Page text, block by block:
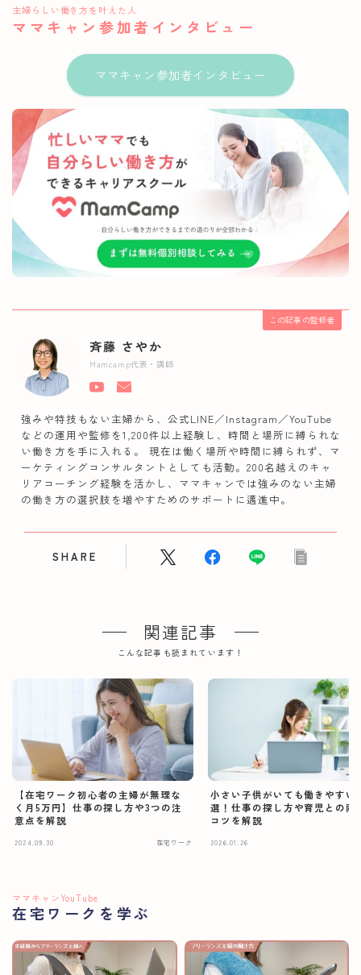
主婦らしい働き方を叶えた人
ママキャン参加者インタビュー
ママキャン参加者インタビュー
この記事の監修者
斉藤 さやか
Mamcamp代表・講師
強みや特技もない主婦から、公式LINE／Instagram／YouTube
などの運用や監修を1,200件以上経験し、時間と場所に縛られな
い働き方を手に入れる。 現在は働く場所や時間に縛られず、マ
ーケティングコンサルタントとしても活動。200名越えのキャ
リアコーチング経験を活かし、ママキャンでは強みのない主婦
の働き方の選択肢を増やすためのサポートに邁進中。
SHARE
関連記事
こんな記事も読まれています！
【在宅ワーク初心者の主婦が無理な
く月5万円】仕事の探し方や3つの注
意点を解説
2024.09.30 在宅ワーク
小さい子供がいても働きやすい
選！仕事の探し方や育児との両
コツを解説
2026.01.26
ママキャンYouTube
在宅ワークを学ぶ